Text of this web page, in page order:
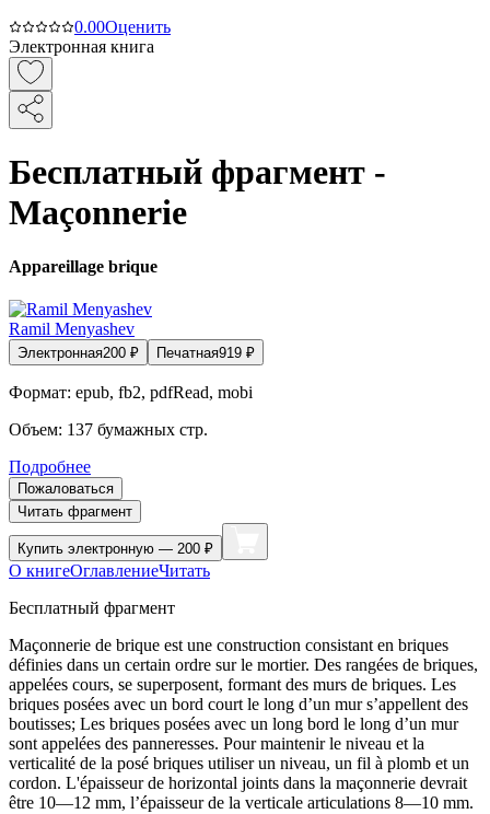
0.00Оценить
Электронная книга
Бесплатный фрагмент -
Maçonnerie
Appareillage brique
Ramil Menyashev
Электронная200 ₽ Печатная919 ₽
Формат: epub, fb2, pdfRead, mobi
Объем: 137 бумажных стр.
Подробнее
Пожаловаться
Читать фрагмент
Купить электронную — 200 ₽
О книгеОглавлениеЧитать
Бесплатный фрагмент
Maçonnerie de brique est une construction consistant en briques
définies dans un certain ordre sur le mortier. Des rangées de briques,
appelées cours, se superposent, formant des murs de briques. Les
briques posées avec un bord court le long d’un mur s’appellent des
boutisses; Les briques posées avec un long bord le long d’un mur
sont appelées des panneresses. Pour maintenir le niveau et la
verticalité de la posé briques utiliser un niveau, un fil à plomb et un
cordon. L'épaisseur de horizontal joints dans la maçonnerie devrait
être 10—12 mm, l’épaisseur de la verticale articulations 8—10 mm.